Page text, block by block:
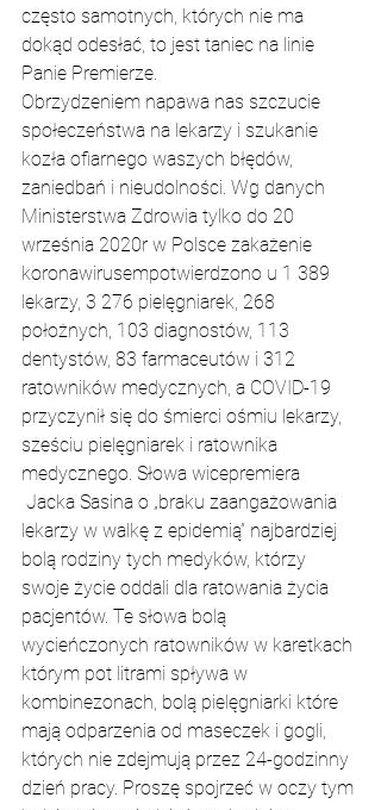
często samotnych, których nie ma
dokąd odesłać, to jest taniec na linie
Panie Premierze.
Obrzydzeniem napawa nas szczucie
społeczeństwa na lekarzy i szukanie
kozła ofiarnego waszych błędów,
zaniedbań i nieudolności. Wg danych
Ministerstwa Zdrowia tylko do 20
września 2020r w Polsce zakażenie
koronawirusempotwierdzono u 1 389
lekarzy, 3 276 pielęgniarek, 268
położnych, 103 diagnostów, 113
dentystów, 83 farmaceutów i 312
ratowników medycznych, a COVID-19
przyczynił się do śmierci ośmiu lekarzy,
sześciu pielęgniarek i ratownika
medycznego. Słowa wicepremiera
Jacka Sasina o „braku zaangażowania
lekarzy w walkę z epidemią” najbardziej
bolą rodziny tych medyków, którzy
swoje życie oddali dla ratowania życia
pacjentów. Te słowa bolą
wycieńczonych ratowników w karetkach
którym pot litrami spływa w
kombinezonach, bolą pielęgniarki które
mają odparzenia od maseczek i gogli,
których nie zdejmują przez 24-godzinny
dzień pracy. Proszę spojrzeć w oczy tym